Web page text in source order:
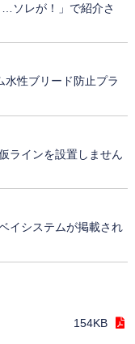
ソレが！」で紹介さ
水性ブリード防止プラ
ラインを設置しません
イシステムが掲載され
154KB